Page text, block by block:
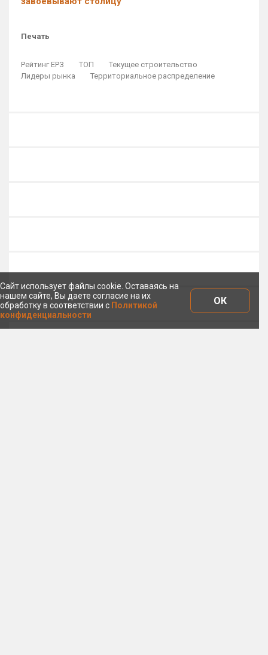
Печать
Рейтинг ЕРЗ ТОП
Текущее строительство
Лидеры рынка
Территориальное распределение
Сайт использует файлы cookie. Оставаясь на
нашем сайте, Вы даете согласие на их
обработку в соответствии с Политикой
конфиденциальности
ОК